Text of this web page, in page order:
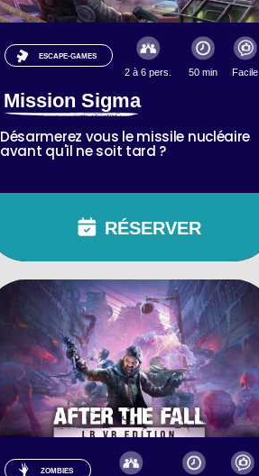
ESCAPE-GAMES
2 à 6 pers. 50 min Facile
Mission Sigma
Désarmerez vous le missile nucléaire
avant qu'il ne soit tard ?
RÉSERVER
ZOMBIES